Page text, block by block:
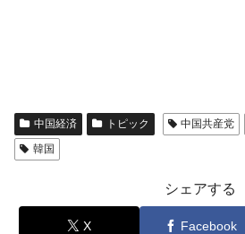
中国経済 トピック 中国共産党
韓国
シェアする
X Facebook